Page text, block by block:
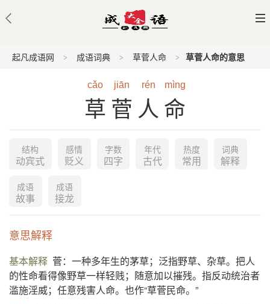
起凡成语网 成语词典 草菅人命 草菅人命的意思
cǎo jiān rén mìng
草菅人命
结构
动宾式
感情
贬义
字数
四字
年代
古代
热度
常用
词典
解释
成语
故事
成语
接龙
意思解释
基本解释 菅：一种多年生的茅草；泛指野草、杂草。把人
的性命看得像野草一样轻贱；随意加以摧残。指反动统治者
滥施淫威；任意残害人命。也作“草菅民命。”